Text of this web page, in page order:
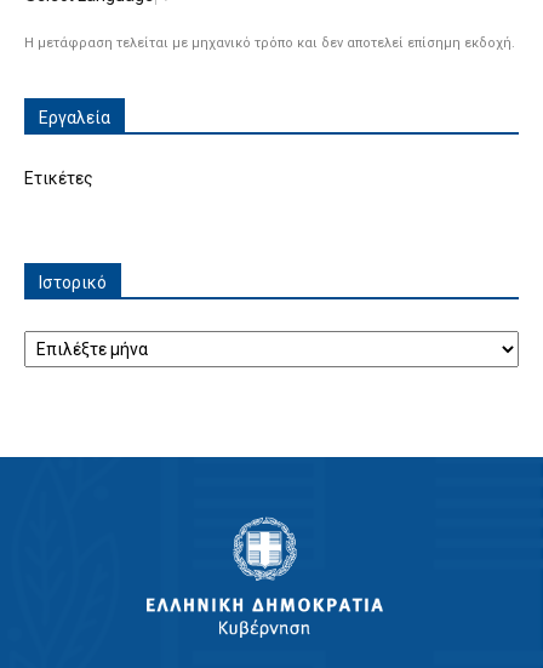
Η μετάφραση τελείται με μηχανικό τρόπο και δεν αποτελεί επίσημη εκδοχή.
Εργαλεία
Ετικέτες
Ιστορικό